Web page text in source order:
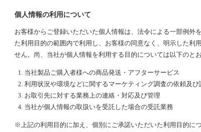
個人情報の利用について
お客様からご登録いただいた個人情報は、法令による一部例外
た利用目的の範囲内で利用し、お客様の同意なく、明示した利
せん。尚、当社が個人情報を利用する目的については以下のとお
当社製品ご購入者様への商品発送・アフターサービス
利用状況や環境などに関するマーケティング調査の依頼及び
お取引先に対する業務上の連絡・対応及び管理
当社が個人情報の取扱いを受託した場合の受託業務
※上記の利用目的に加え、個別にご承諾いただいた利用目的に